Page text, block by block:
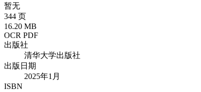
暂无
344 页
16.20 MB
OCR PDF
出版社
清华大学出版社
出版日期
2025年1月
ISBN